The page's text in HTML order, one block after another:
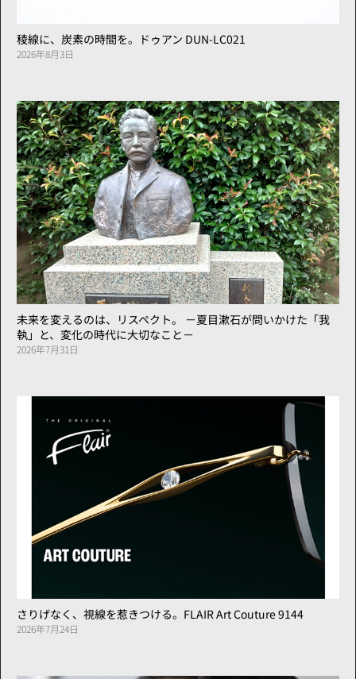
稜線に、炭素の時間を。ドゥアン DUN-LC021
2026年8月3日
未来を変えるのは、リスペクト。 －夏目漱石が問いかけた「我
執」と、変化の時代に大切なこと－
2026年7月31日
さりげなく、視線を惹きつける。FLAIR Art Couture 9144
2026年7月24日